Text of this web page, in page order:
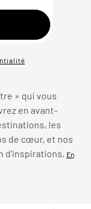
» qui vous
en avant-
les
de cœur, et nos
En